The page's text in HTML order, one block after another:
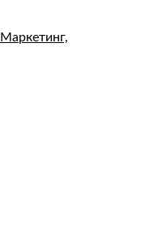
Маркетинг,